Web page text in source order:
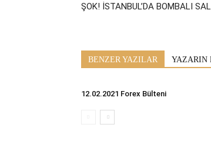
ŞOK! İSTANBUL’DA BOMBALI
BENZER YAZILAR YAZARIN
12.02.2021 Forex Bülteni